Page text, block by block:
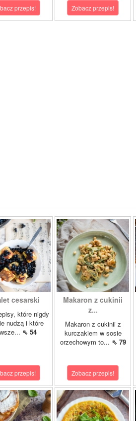
przepis! Zobacz przepis!
cesarski
które nigdy
nudzą i które
⇖ 54
przepis!
Makaron z cukinii
z...
Makaron z cukinii z
kurczakiem w sosie
orzechowym to... ⇖ 79
Zobacz przepis!